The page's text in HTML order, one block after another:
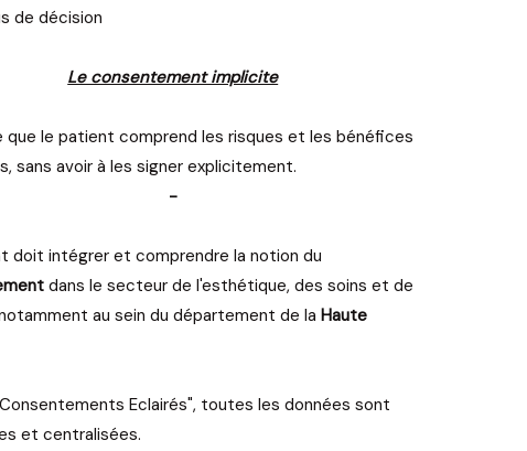
de décision
Le consentement implicite
que le patient comprend les risques et les bénéfices
sans avoir à les signer explicitement.
-
doit intégrer et comprendre la notion du
dans le secteur de l'esthétique, des soins et de
au sein du département de laHaute
Eclairés", toutes les données sont
et centralisées.